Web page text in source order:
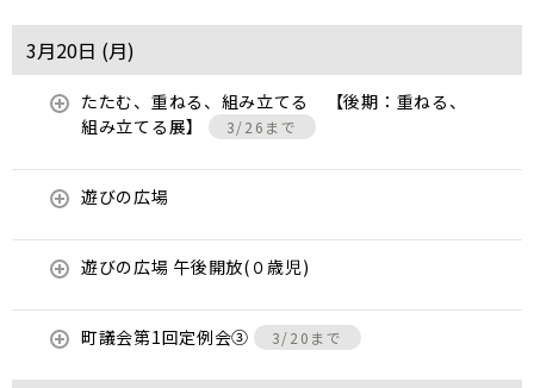
3月20日 (月)
たたむ、重ねる、組み立てる 【後期：重ねる、
組み立てる展】
3/26まで
遊びの広場
遊びの広場 午後開放(０歳児)
町議会第1回定例会③ 3/20まで